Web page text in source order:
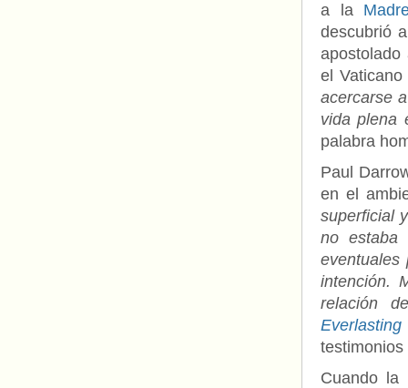
a la
descubrió a
apostolado
el
acercarse
vida plena
palabra
Paul
en el
superficial
no estaba
eventuales
intención.
relación
Everlasting
Cuando la